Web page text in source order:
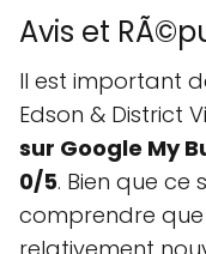
Avis et
Il est important
Edson & District
sur Google My
0/5. Bien que ce
comprendre que